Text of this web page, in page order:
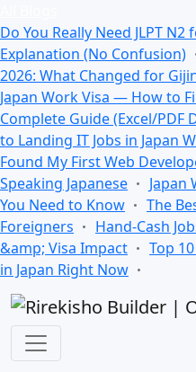
Do You Really Need JLPT
Explanation (No Confusion)
2026: What Changed for
Japan Work Visa — How to
Complete Guide (Excel/PDF
to Landing IT Jobs in Japan
Found My First Web
Speaking Japanese
Japan
You Need to Know
The
Foreigners
Hand-Cash
&amp; Visa Impact
Top
in Japan Right Now